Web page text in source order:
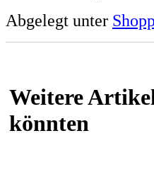
Abgelegt unter
Weitere
könnten